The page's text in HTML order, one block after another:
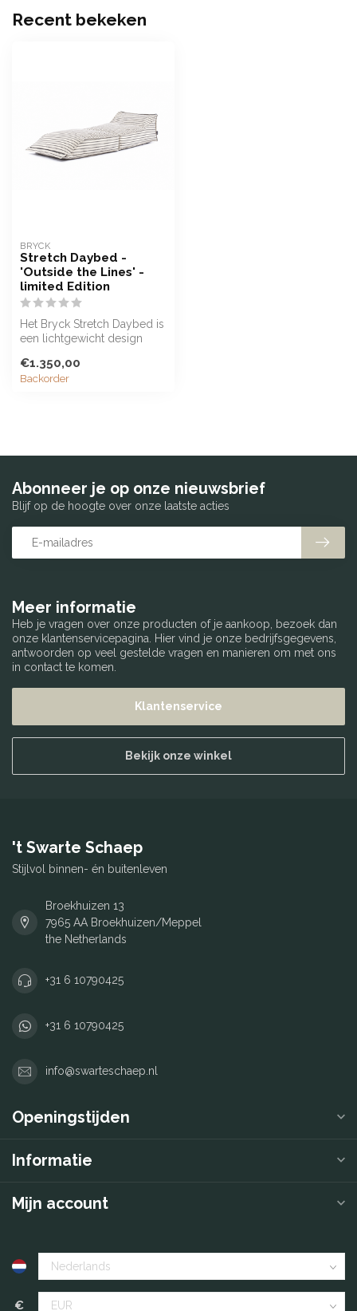
Recent bekeken
BRYCK
Stretch Daybed -
'Outside the Lines' -
limited Edition
Het Bryck Stretch Daybed is
een lichtgewicht design
comfo...
€1.350,00
Backorder
Meer informatie
Heb je vragen over onze producten of je aankoop, bezoek dan
onze klantenservicepagina. Hier vind je onze bedrijfsgegevens,
antwoorden op veel gestelde vragen en manieren om met ons
in contact te komen.
Klantenservice
Bekijk onze winkel
Abonneer je op onze nieuwsbrief
Blijf op de hoogte over onze laatste acties
't Swarte Schaep
Stijlvol binnen- én buitenleven
Broekhuizen 13
7965 AA Broekhuizen/Meppel
the Netherlands
+31 6 10790425
+31 6 10790425
info@swarteschaep.nl
Openingstijden
Informatie
Mijn account
€